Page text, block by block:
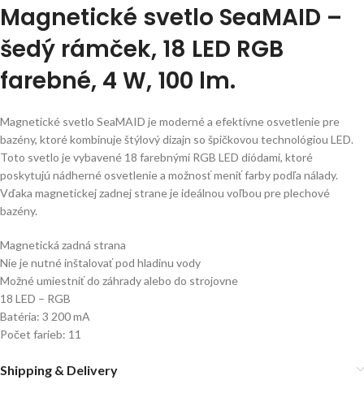
Magnetické svetlo SeaMAID –
šedý rámček, 18 LED RGB
farebné, 4 W, 100 lm.
Magnetické svetlo SeaMAID je moderné a efektívne osvetlenie pre
bazény, ktoré kombinuje štýlový dizajn so špičkovou technológiou LED.
Toto svetlo je vybavené 18 farebnými RGB LED diódami, ktoré
poskytujú nádherné osvetlenie a možnosť meniť farby podľa nálady.
Vďaka magnetickej zadnej strane je ideálnou voľbou pre plechové
bazény.
Magnetická zadná strana
Nie je nutné inštalovať pod hladinu vody
Možné umiestniť do záhrady alebo do strojovne
18 LED – RGB
Batéria: 3 200 mA
Počet farieb: 11
Shipping & Delivery